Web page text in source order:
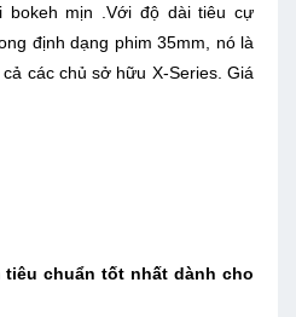
bokeh mịn .Với độ dài tiêu cự
định dạng phim 35mm, nó là
các chủ sở hữu X-Series. Giá
chuẩn tốt nhất dành cho